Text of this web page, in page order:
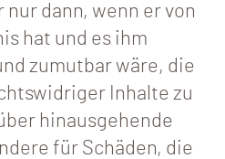
dann, wenn er von
hat und es ihm
zumutbar wäre, die
Inhalte zu
hinausgehende
für Schäden, die